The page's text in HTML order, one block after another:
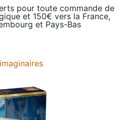
pour toute commande de
et 150€ vers la France,
et Pays-Bas